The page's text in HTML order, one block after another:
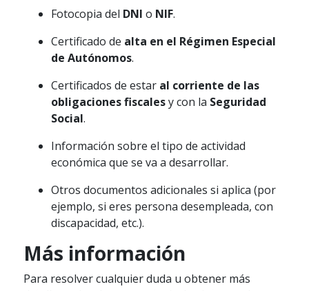
Fotocopia del DNI o NIF.
Certificado de alta en el Régimen Especial
de Autónomos.
Certificados de estar al corriente de las
obligaciones fiscalesy con la Seguridad
Social.
Información sobre el tipo de actividad
económica que se va a desarrollar.
Otros documentos adicionales si aplica (por
ejemplo, si eres persona desempleada, con
discapacidad, etc.).
Más información
Para resolver cualquier duda u obtener más